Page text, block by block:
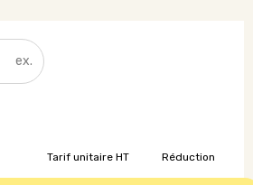
Réduction
Tarif unitaire HT